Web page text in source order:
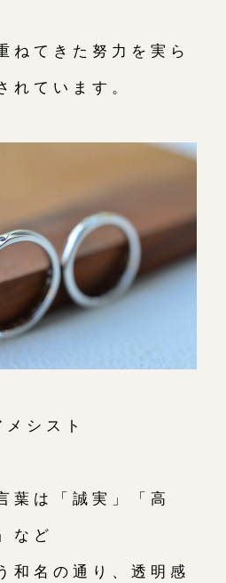
ねてきた努力を実ら
れています。
シスト
葉は「誠実」「高
など
和名の通り、透明感